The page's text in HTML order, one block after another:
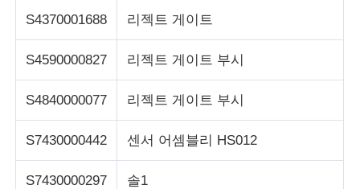
S4370001688 리젝트 게이트
S4590000827 리젝트 게이트 부시
S4840000077 리젝트 게이트 부시
S7430000442 센서 어셈블리 HS012
S7430000297 솔1